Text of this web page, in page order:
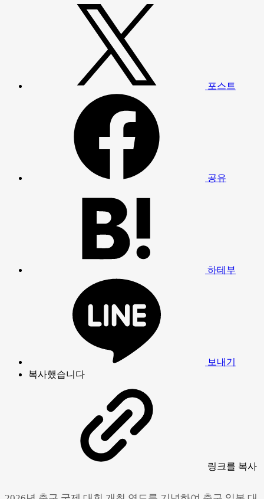
포스트
공유
하테부
보내기
복사했습니다
링크를 복사